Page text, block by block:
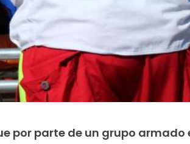
por parte de un grupo armado